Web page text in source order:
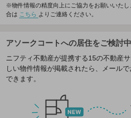
※物件情報の精度向上にご協力をお願いいた
合は こちら よりご連絡ください。
アソークコートへの居住をご検討
ニフティ不動産が提携する15の不動産
しい物件情報が掲載されたら、メール
できます。